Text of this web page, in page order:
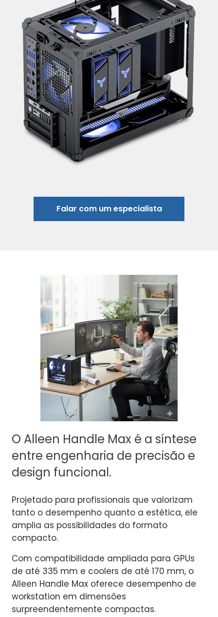
Falar com um especialista
O Alleen Handle Max é a síntese
entre engenharia de precisão e
design funcional.
Projetado para profissionais que valorizam
tanto o desempenho quanto a estética, ele
amplia as possibilidades do formato
compacto.
Com compatibilidade ampliada para GPUs
de até 335 mm e coolers de até 170 mm, o
Alleen Handle Max oferece desempenho de
workstation em dimensões
surpreendentemente compactas.